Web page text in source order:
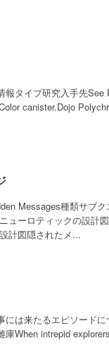
報タイプ研究入手先See
canister.Dojo
Messages種類サブ
ューロティックの設計
計図隠されたメ...
には来たるエピソード
庫When intrepid